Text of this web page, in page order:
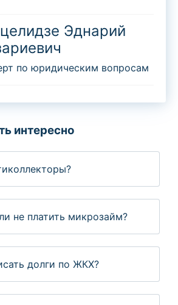
Эднарий
по юридическим вопросам
интересно
не платить микрозайм?
долги по ЖКХ?